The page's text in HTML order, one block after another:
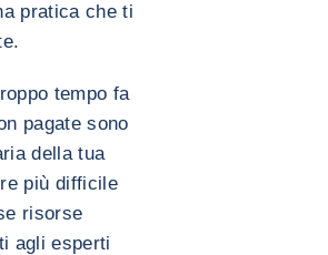
pratica che ti
tempo fa
pagate sono
della tua
più difficile
risorse
agli esperti